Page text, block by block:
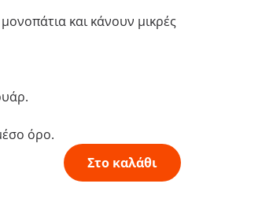
και κάνουν μικρές
όρο.
Στο καλάθι